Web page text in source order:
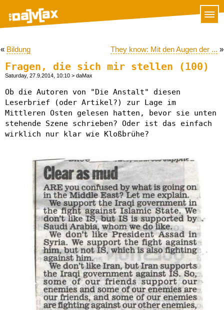
« Bildung They know: Mit den Augen der ... »
Fragen, die sich mir stellen (100)
Saturday, 27.9.2014, 10:10 > daMax
Ob die Autoren von "Die Anstalt" diesen
Leserbrief (oder Artikel?) zur Lage im
Mittleren Osten gelesen hatten, bevor sie unten
stehende Szene schrieben? Oder ist das einfach
wirklich nur klar wie Kloßbrühe?